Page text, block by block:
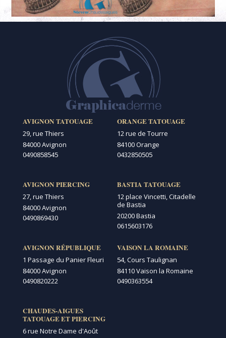
AVIGNON TATOUAGE
29, rue Thiers
84000 Avignon
0490858545
AVIGNON PIERCING
27, rue Thiers
84000 Avignon
0490869430
AVIGNON RÉPUBLIQUE
1 Passage du Panier Fleuri
84000 Avignon
0490820222
CHAUDES-AIGUES
TATOUAGE ET PIERCING
6 rue Notre Dame d'Août
ORANGE TATOUAGE
12 rue de Tourre
84100 Orange
0432850505
BASTIA TATOUAGE
12 place Vincetti, Citadelle
de Bastia
20200 Bastia
0615603176
VAISON LA ROMAINE
54, Cours Taulignan
84110 Vaison la Romaine
0490363554